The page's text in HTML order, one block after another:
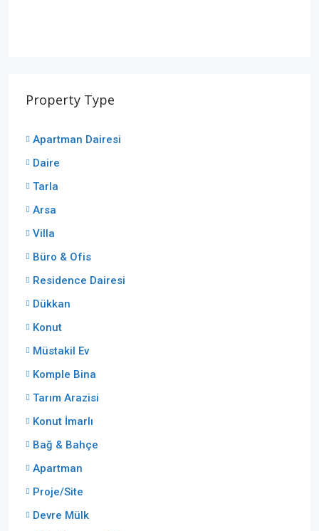
Property Type
Apartman Dairesi
Daire
Tarla
Arsa
Villa
Büro & Ofis
Residence Dairesi
Dükkan
Konut
Müstakil Ev
Komple Bina
Tarım Arazisi
Konut İmarlı
Bağ & Bahçe
Apartman
Proje/Site
Devre Mülk